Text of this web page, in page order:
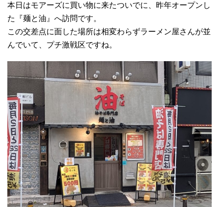
本日はモアーズに買い物に来たついでに、昨年オープンし
た『麺と油』へ訪問です。
この交差点に面した場所は相変わらずラーメン屋さんが並
んでいて、プチ激戦区ですね。